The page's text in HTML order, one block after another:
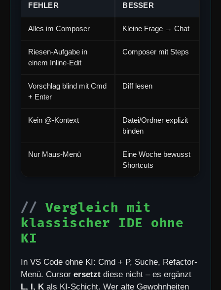
FEHLER BESSER
Alles im Composer Kleine Frage → Chat
Riesen-Aufgabe in
einem Inline-Edit
Composer mit Steps
Vorschlag blind mit Cmd
+ Enter
Diff lesen
Kein @-Kontext
Datei/Ordner explizit
binden
Nur Maus-Menü
Eine Woche bewusst
Shortcuts
Vergleich mit
klassischer IDE ohne
KI
In VS Code ohne KI: Cmd + P, Suche, Refactor-
Menü. Cursorersetzt diese nicht – es ergänzt
L, I, K als KI-Schicht. Wer alte Gewohnheiten